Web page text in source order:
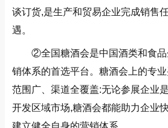
谈订货,是生产和贸易企业完成销售
遇。
②全国糖酒会是中国酒类和食
销体系的首选平台。糖酒会上的专
范围广、渠道全覆盖:无论参展企业
开发区域市场,糖酒会都能助力企业